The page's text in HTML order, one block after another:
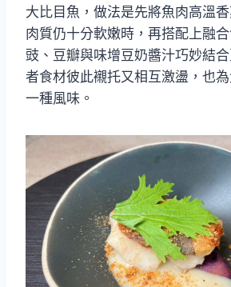
大比目魚，做法是先將魚肉高溫香
肉質仍十分軟嫩時，再搭配上融
豉、豆瓣與味增豆奶醬汁巧妙結
者食材彼此襯托又相互激盪，也
一種風味。